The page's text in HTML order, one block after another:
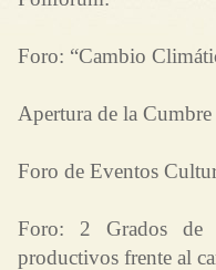
Foro: “Cambio
Apertura de la
Foro de Eventos
Foro: 2 Grados de
productivos frente al